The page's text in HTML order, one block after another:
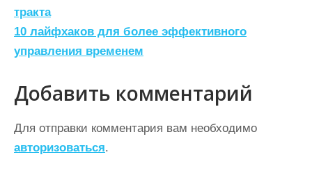
в
и
а
ц
и
я
тракта
10 лайфхаков для более эффективного
управления временем
Добавить комментарий
Для отправки комментария вам необходимо
авторизоваться.